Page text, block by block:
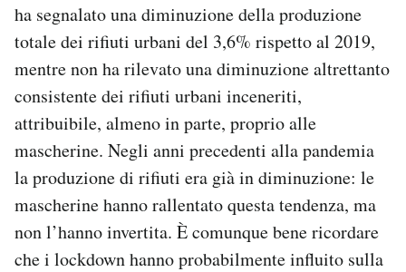
ha segnalato una diminuzione della produzione
totale dei rifiuti urbani del 3,6% rispetto al 2019,
mentre non ha rilevato una diminuzione altrettanto
consistente dei rifiuti urbani inceneriti,
attribuibile, almeno in parte, proprio alle
mascherine. Negli anni precedenti alla pandemia
la produzione di rifiuti era già in diminuzione: le
mascherine hanno rallentato questa tendenza, ma
non l’hanno invertita. È comunque bene ricordare
che i lockdown hanno probabilmente influito sulla